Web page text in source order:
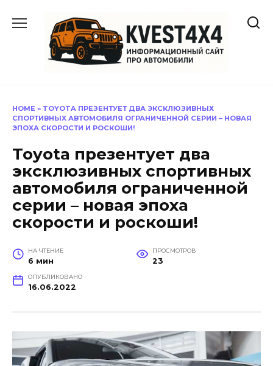
содержанию
HOME » TOYOTA ПРЕЗЕНТУЕТ ДВА ЭКСКЛЮЗИВНЫХ
СПОРТИВНЫХ АВТОМОБИЛЯ ОГРАНИЧЕННОЙ СЕРИИ – НОВАЯ
ЭПОХА СКОРОСТИ И РОСКОШИ!
Toyota презентует два
эксклюзивных спортивных
автомобиля ограниченной
серии – новая эпоха
скорости и роскоши!
НА ЧТЕНИЕ
6 мин
ПРОСМОТРОВ
23
ОПУБЛИКОВАНО
16.06.2022